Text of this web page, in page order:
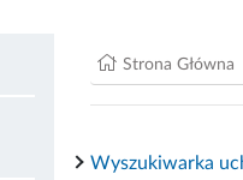
Strona Główna
Wyszukiwarka